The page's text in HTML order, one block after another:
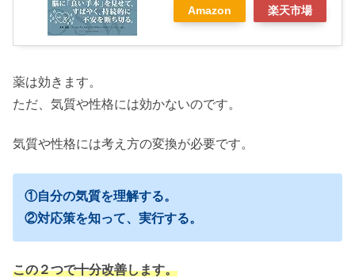
Amazon 楽天市場
薬は効きます。
ただ、気質や性格には効かないのです。
気質や性格には考え方の変換が必要です。
①自分の気質を理解する。
②対応策を知って、実行する。
この２つで十分改善します。